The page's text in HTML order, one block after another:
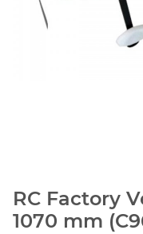
RC Factory
1070 mm